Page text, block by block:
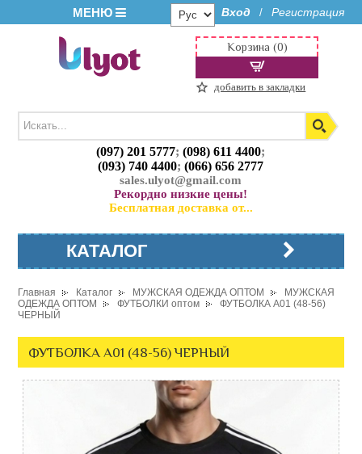
МЕНЮ Вход / Регистрация
(097) 201 5777;(098) 611 4400;
(093) 740 4400;(066) 656 2777
sales.ulyot@gmail.com
Рекордно низкие цены!
Бесплатная доставка от...
Корзина (0)
добавить в закладки
КАТАЛОГ
Главная Каталог МУЖСКАЯ ОДЕЖДА ОПТОМ
МУЖСКАЯ
ОДЕЖДА ОПТОМ
ФУТБОЛКИ оптом
ФУТБОЛКА A01 (48-56)
ЧЕРНЫЙ
ФУТБОЛКА A01 (48-56) ЧЕРНЫЙ